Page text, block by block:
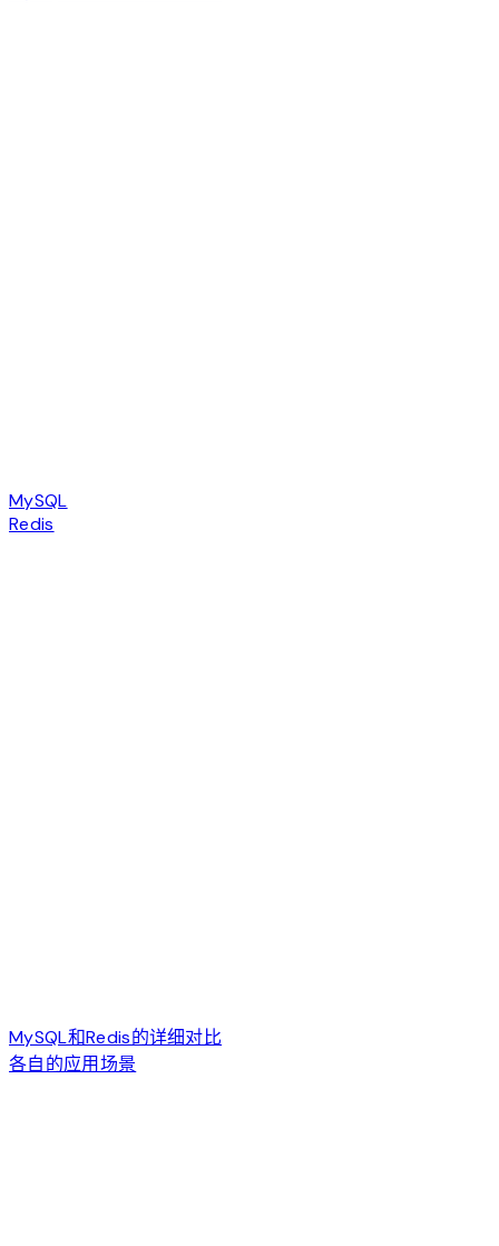
MySQL
Redis
MySQL和Redis的详细对比
各自的应用场景